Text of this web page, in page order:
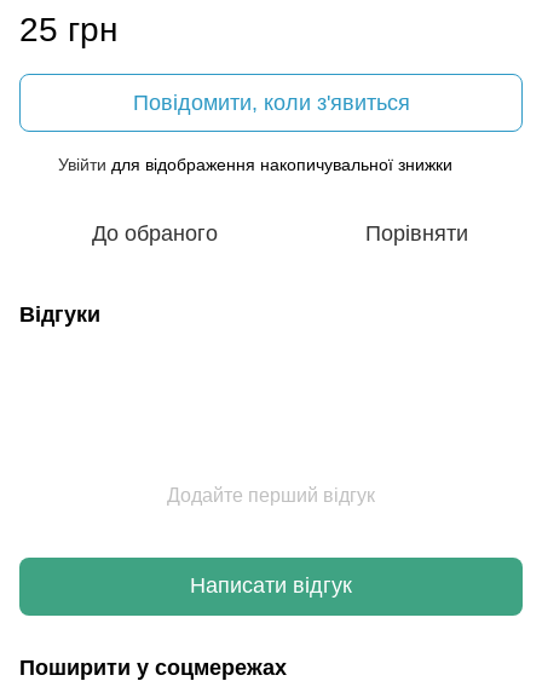
25 грн
Повідомити, коли з'явиться
Увійти для відображення накопичувальної знижки
До обраного Порівняти
Відгуки
Додайте перший відгук
Написати відгук
Поширити у соцмережах